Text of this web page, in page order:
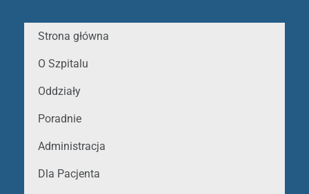
Strona główna
O Szpitalu
Oddziały
Poradnie
Administracja
Dla Pacjenta